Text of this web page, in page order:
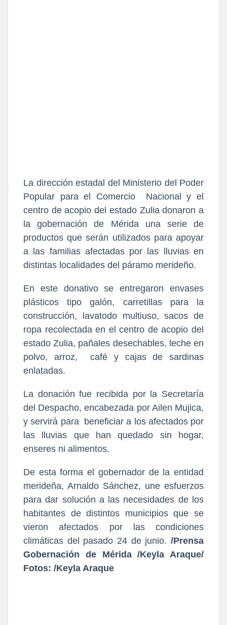
La dirección estadal del Ministerio del Poder
Popular para el Comercio Nacional y el
centro de acopio del estado Zulia donaron a
la gobernación de Mérida una serie de
productos que serán utilizados para apoyar
a las familias afectadas por las lluvias en
distintas localidades del páramo merideño.
En este donativo se entregaron envases
plásticos tipo galón, carretillas para la
construcción, lavatodo multiuso, sacos de
ropa recolectada en el centro de acopio del
estado Zulia, pañales desechables, leche en
polvo, arroz, café y cajas de sardinas
enlatadas.
La donación fue recibida por la Secretaría
del Despacho, encabezada por Ailen Mujica,
y servirá para beneficiar a los afectados por
las lluvias que han quedado sin hogar,
enseres ni alimentos.
De esta forma el gobernador de la entidad
merideña, Arnaldo Sánchez, une esfuerzos
para dar solución a las necesidades de los
habitantes de distintos municipios que se
vieron afectados por las condiciones
climáticas del pasado 24 de junio. /Prensa
Gobernación de Mérida /Keyla Araque/
Fotos: /Keyla Araque